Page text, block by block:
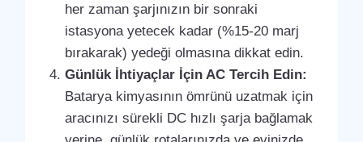
her zaman şarjınızın bir sonraki
istasyona yetecek kadar (%15-20 marj
bırakarak) yedeği olmasına dikkat edin.
Günlük İhtiyaçlar İçin AC Tercih Edin:
Batarya kimyasının ömrünü uzatmak için
aracınızı sürekli DC hızlı şarja bağlamak